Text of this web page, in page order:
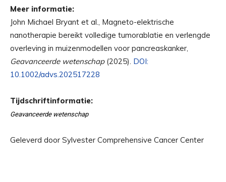
Meer informatie:
John Michael Bryant et al., Magneto-elektrische
nanotherapie bereikt volledige tumorablatie en verlengde
overleving in muizenmodellen voor pancreaskanker,
Geavanceerde wetenschap(2025). DOI:
10.1002/advs.202517228
Tijdschriftinformatie:
Geavanceerde wetenschap
Geleverd door Sylvester Comprehensive Cancer Center